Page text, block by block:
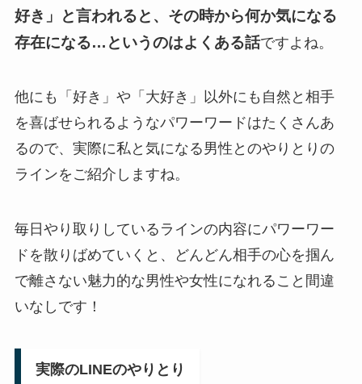
好き」と言われると、その時から何か気になる
存在になる…というのはよくある話ですよね。
他にも「好き」や「大好き」以外にも自然と相手
を喜ばせられるようなパワーワードはたくさんあ
るので、実際に私と気になる男性とのやりとりの
ラインをご紹介しますね。
毎日やり取りしているラインの内容にパワーワー
ドを散りばめていくと、どんどん相手の心を掴ん
で離さない魅力的な男性や女性になれること間違
いなしです！
実際のLINEのやりとり